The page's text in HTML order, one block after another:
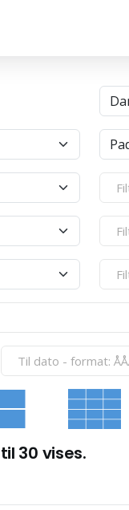
30 vises.